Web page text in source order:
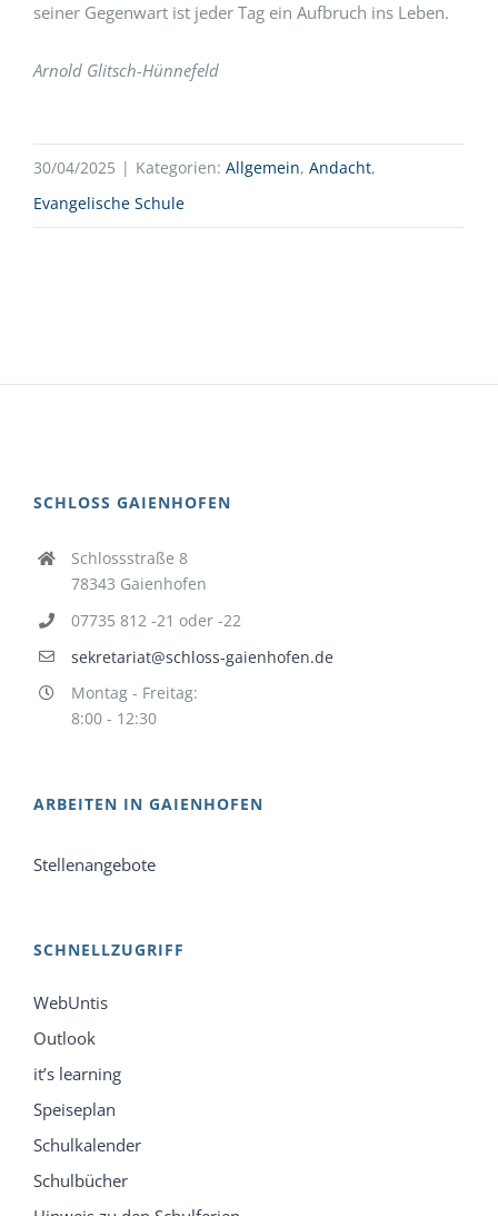
seiner Gegenwart ist jeder Tag ein Aufbruch ins Leben.
Arnold Glitsch-Hünnefeld
30/04/2025 | Kategorien: Allgemein, Andacht,
Evangelische Schule
SCHLOSS GAIENHOFEN
Schlossstraße 8
78343 Gaienhofen
07735 812 -21 oder -22
sekretariat@schloss-gaienhofen.de
Montag - Freitag:
8:00 - 12:30
ARBEITEN IN GAIENHOFEN
Stellenangebote
SCHNELLZUGRIFF
WebUntis
Outlook
it’s learning
Speiseplan
Schulkalender
Schulbücher